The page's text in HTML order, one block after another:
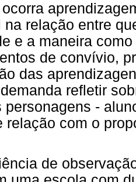
na relação entre
e a maneira
de convívio,
das
refletir
personagens -
relação com o
de